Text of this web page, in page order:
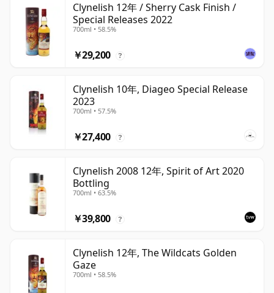
Clynelish 12年 / Sherry Cask Finish /
Special Releases 2022
700ml • 58.5%
￥29,200 ?
Clynelish 10年, Diageo Special Release
2023
700ml • 57.5%
￥27,400 ?
Clynelish 2008 12年, Spirit of Art 2020
Bottling
700ml • 63.5%
￥39,800 ?
Clynelish 12年, The Wildcats Golden
Gaze
700ml • 58.5%